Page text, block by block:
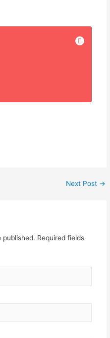
Next Post →
published. Required fields